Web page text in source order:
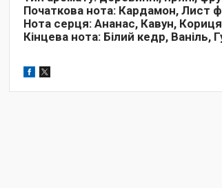
Початкова нота: Кардамон, Лист
Нота серця: Ананас, Кавун,
Кінцева нота: Білий кедр,